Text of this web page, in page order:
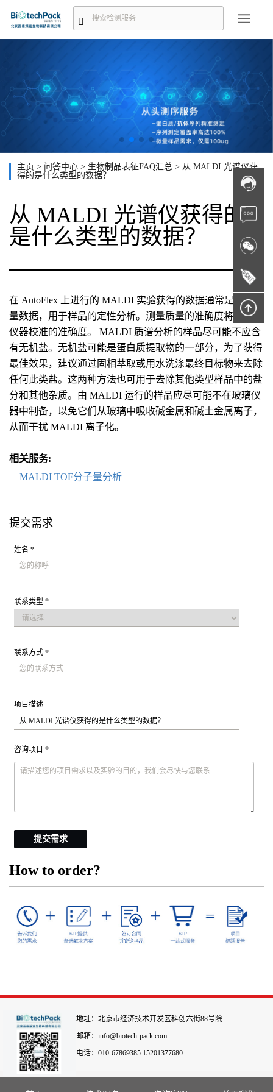
主页 > 问答中心 > 生物制品表征FAQ汇总 > 从 MALDI 光谱仪获
得的是什么类型的数据？
从 MALDI 光谱仪获得的
是什么类型的数据？
在 AutoFlex 上进行的 MALDI 实验获得的数据通常是标称质
量数据，用于样品的定性分析。测量质量的准确度将取决于
仪器校准的准确度。 MALDI 质谱分析的样品尽可能不应含
有无机盐。无机盐可能是蛋白质提取物的一部分，为了获得
最佳效果，建议通过固相萃取或用水洗涤最终目标物来去除
任何此类盐。这两种方法也可用于去除其他类型样品中的盐
分和其他杂质。由 MALDI 运行的样品应尽可能不在玻璃仪
器中制备，以免它们从玻璃中吸收碱金属和碱土金属离子，
从而干扰 MALDI 离子化。
相关服务:
MALDI TOF分子量分析
提交需求
姓名 *
联系类型 *
联系方式 *
项目描述
咨询项目 *
提交需求
How to order?
地址：北京市经济技术开发区科创六街88号院
邮箱：info@biotech-pack.com
电话：010-67869385 15201377680